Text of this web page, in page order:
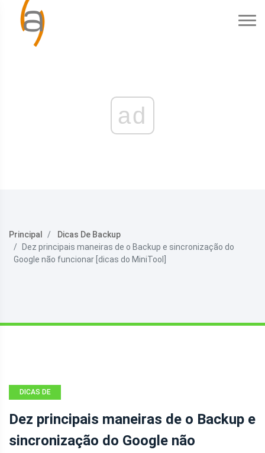
ad
Principal
Dicas De Backup
Dez principais maneiras de o Backup e sincronização do
Google não funcionar [dicas do MiniTool]
DICAS DE
Dez principais maneiras de o Backup e
sincronização do Google não